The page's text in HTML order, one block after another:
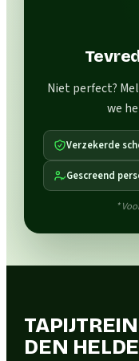
Niet perfect?
we
Verzekerde
Gescreend
*
DEN